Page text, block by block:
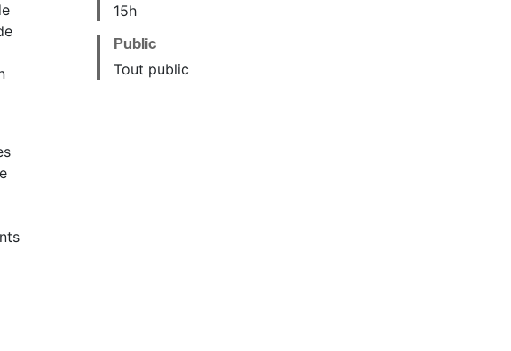
15h
Public
Tout public